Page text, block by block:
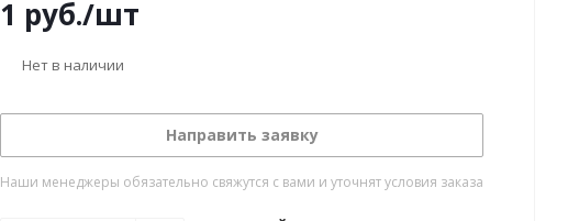
1 руб./шт
Нет в наличии
Направить заявку
Наши менеджеры обязательно свяжутся с вами и уточнят условия заказа